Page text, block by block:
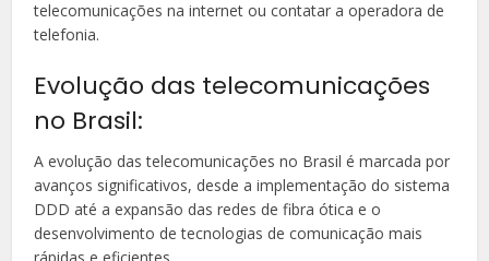
telecomunicações na internet ou contatar a operadora de
telefonia.
Evolução das telecomunicações
no Brasil:
A evolução das telecomunicações no Brasil é marcada por
avanços significativos, desde a implementação do sistema
DDD até a expansão das redes de fibra ótica e o
desenvolvimento de tecnologias de comunicação mais
rápidas e eficientes.